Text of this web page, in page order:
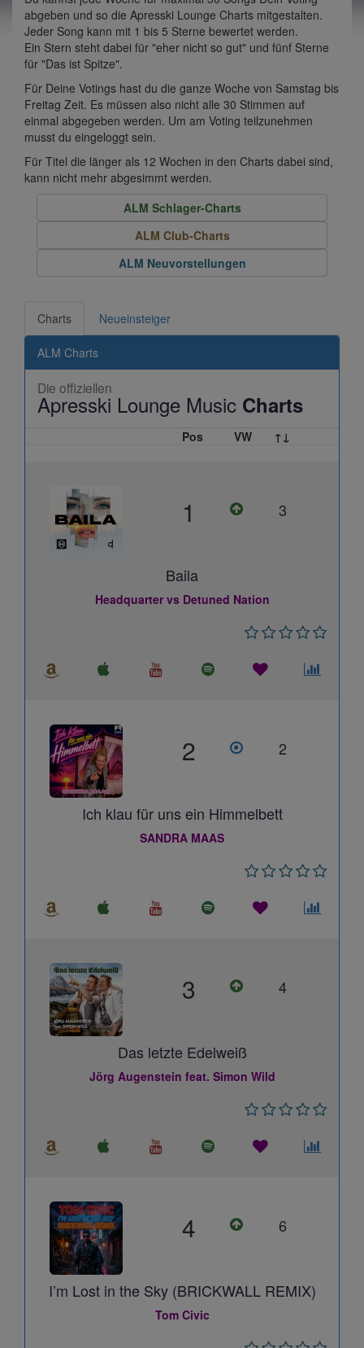
abgeben und so die Apresski Lounge Charts mitgestalten.
Jeder Song kann mit 1 bis 5 Sterne bewertet werden.
Ein Stern steht dabei für "eher nicht so gut" und fünf Sterne
für "Das ist Spitze".
Für Deine Votings hast du die ganze Woche von Samstag bis
Freitag Zeit. Es müssen also nicht alle 30 Stimmen auf
einmal abgegeben werden. Um am Voting teilzunehmen
musst du eingeloggt sein.
Für Titel die länger als 12 Wochen in den Charts dabei sind,
kann nicht mehr abgesimmt werden.
ALM Schlager-Charts
ALM Club-Charts
ALM Neuvorstellungen
Charts Neueinsteiger
ALM Charts
Die offiziellen
Apresski Lounge Music Charts
Pos VW ↑↓
1 3
Baila
Headquarter vs Detuned Nation
2 2
Ich klau für uns ein Himmelbett
SANDRA MAAS
3 4
Das letzte Edelweiß
Jörg Augenstein feat. Simon Wild
4 6
I’m Lost in the Sky (BRICKWALL REMIX)
Tom Civic